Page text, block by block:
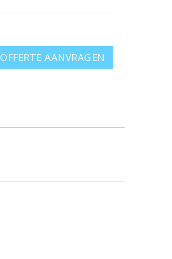
OFFERTE AANVRAGEN